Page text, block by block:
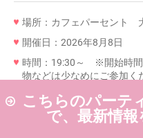
こちらのパーテ
で、最新情報
場所：カフェパーセント
開催日：2026年8月8日
時間：19:30～ ※開始時
物などは少なめにご参加く